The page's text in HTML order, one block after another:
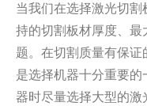
当我们在选择激光切
持的切割板材厚度、最
题。在切割质量有保
是选择机器十分重要
器时尽量选择大型的